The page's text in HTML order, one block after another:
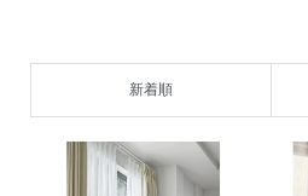
新着順